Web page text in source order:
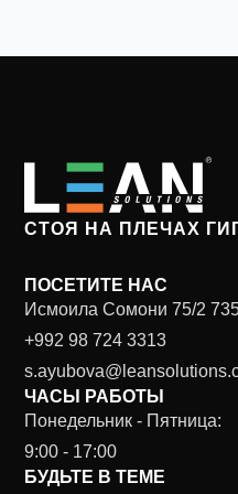
СТОЯ НА ПЛЕЧАХ
ПОСЕТИТЕ НАС
Исмоила Сомони 75/2
+992 98 724 3313
ЧАСЫ РАБОТЫ
Понедельник - Пятница:
9:00 - 17:00
БУДЬТЕ В ТЕМЕ